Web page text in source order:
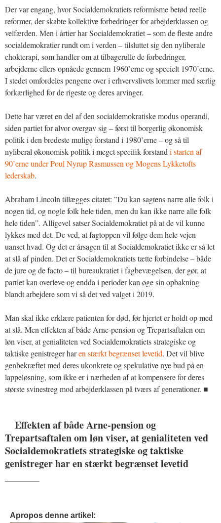
Der var engang, hvor Socialdemokratiets reformisme betød reelle
reformer, der skabte kollektive forbedringer for arbejderklassen og
velfærden. Men i årtier har Socialdemokratiet – som de fleste andre
socialdemokratier rundt om i verden – tilsluttet sig den nyliberale
chokterapi, som handler om at tilbagerulle de forbedringer,
arbejderne ellers opnåede gennem 1960’erne og specielt 1970’erne.
I stedet omfordeles pengene over i erhvervslivets lommer med særlig
forkærlighed for de rigeste og deres arvinger.
Dette har været en del af den socialdemokratiske modus operandi,
siden partiet for alvor overgav sig – først til borgerlig økonomisk
politik i den bredeste mulige forstand i 1980’erne – og så til
nyliberal økonomisk politik i meget specifik forstand i starten af
90’erne under Poul Nyrup Rasmussen og Mogens Lykketofts
lederskab.
Abraham Lincoln tillægges citatet: ”Du kan sagtens narre alle folk i
nogen tid, og nogle folk hele tiden, men du kan ikke narre alle folk
hele tiden”. Alligevel satser Socialdemokratiet på at de vil kunne
lykkes med det. De ved, at fagtoppen vil følge dem hele vejen
uanset hvad. Og det er årsagen til at Socialdemokratiet ikke er så let
at slå af pinden. Det er Socialdemokratiets tætte forbindelse – både
de jure og de facto – til bureaukratiet i fagbevægelsen, der gør, at
partiet kan overleve og endda i perioder kan øge sin opbakning
blandt arbejdere som vi så det ved valget i 2019.
Man skal ikke erklære patienten for død, før hjertet er holdt op med
at slå. Men effekten af både Arne-pension og Trepartsaftalen om
løn viser, at genialiteten ved Socialdemokratiets strategiske og
taktiske genistreger haren stærkt begrænset levetid. Det vil blive
genbekræftet med deres ukonkrete og spekulative nye bud på en
lappeløsning, som ikke er i nærheden af at kompensere for deres
største svinestreg mod arbejderklassen på tværs af generationer. ■
Effekten af både Arne-pension og
Trepartsaftalen om løn viser, at genialiteten ved
Socialdemokratiets strategiske og taktiske
genistreger har en stærkt begrænset levetid
Apropos denne artikel: